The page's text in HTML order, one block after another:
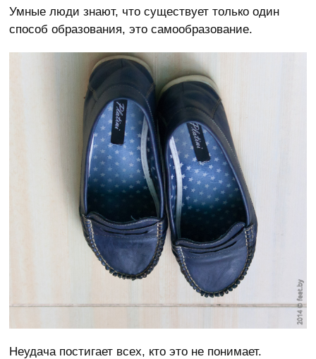
Умные люди знают, что существует только один
способ образования, это самообразование.
Неудача постигает всех, кто это не понимает.